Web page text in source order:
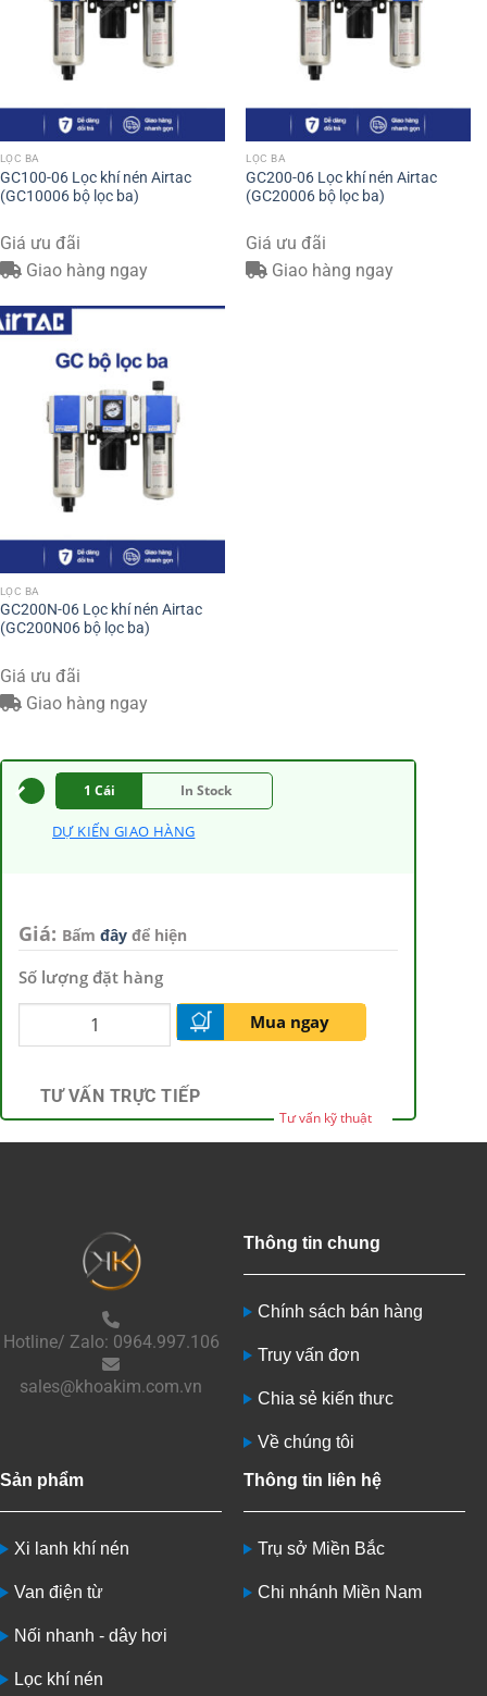
LỌC BA
GC100-06 Lọc khí nén Airtac
(GC10006 bộ lọc ba)
Giá ưu đãi
Giao hàng ngay
LỌC BA
GC200-06 Lọc khí nén Airtac
(GC20006 bộ lọc ba)
Giá ưu đãi
Giao hàng ngay
LỌC BA
GC200N-06 Lọc khí nén Airtac
(GC200N06 bộ lọc ba)
Giá ưu đãi
Giao hàng ngay
1 Cái In Stock
DỰ KIẾN GIAO HÀNG
Giá: Bấm đây để hiện
Số lượng đặt hàng
Mua ngay
TƯ VẤN TRỰC TIẾP
Tư vấn kỹ thuật
Hotline/ Zalo: 0964.997.106
sales@khoakim.com.vn
Thông tin chung
Chính sách bán hàng
Truy vấn đơn
Chia sẻ kiến thưc
Về chúng tôi
Sản phẩm
Xi lanh khí nén
Van điện từ
Nối nhanh - dây hơi
Lọc khí nén
Thông tin liên hệ
Trụ sở Miền Bắc
Chi nhánh Miền Nam